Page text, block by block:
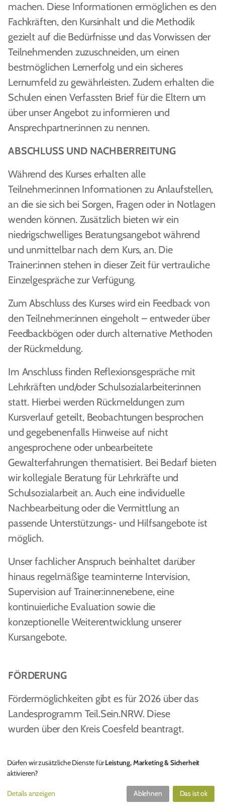
machen. Diese Informationen ermöglichen es den
Fachkräften, den Kursinhalt und die Methodik
gezielt auf die Bedürfnisse und das Vorwissen der
Teilnehmenden zuzuschneiden, um einen
bestmöglichen Lernerfolg und ein sicheres
Lernumfeld zu gewährleisten. Zudem erhalten die
Schulen einen Verfassten Brief für die Eltern um
über unser Angebot zu informieren und
Ansprechpartner:innen zu nennen.
ABSCHLUSS UND NACHBERREITUNG
Während des Kurses erhalten alle
Teilnehmer:innen Informationen zu Anlaufstellen,
an die sie sich bei Sorgen, Fragen oder in Notlagen
wenden können. Zusätzlich bieten wir ein
niedrigschwelliges Beratungsangebot während
und unmittelbar nach dem Kurs, an. Die
Trainer:innen stehen in dieser Zeit für vertrauliche
Einzelgespräche zur Verfügung.
Zum Abschluss des Kurses wird ein Feedback von
den Teilnehmer:innen eingeholt – entweder über
Feedbackbögen oder durch alternative Methoden
der Rückmeldung.
Im Anschluss finden Reflexionsgespräche mit
Lehrkräften und/oder Schulsozialarbeiter:innen
statt. Hierbei werden Rückmeldungen zum
Kursverlauf geteilt, Beobachtungen besprochen
und gegebenenfalls Hinweise auf nicht
angesprochene oder unbearbeitete
Gewalterfahrungen thematisiert. Bei Bedarf bieten
wir kollegiale Beratung für Lehrkräfte und
Schulsozialarbeit an. Auch eine individuelle
Nachbearbeitung oder die Vermittlung an
passende Unterstützungs- und Hilfsangebote ist
möglich.
Unser fachlicher Anspruch beinhaltet darüber
hinaus regelmäßige teaminterne Intervision,
Supervision auf Trainer:innenebene, eine
kontinuierliche Evaluation sowie die
konzeptionelle Weiterentwicklung unserer
Kursangebote.
FÖRDERUNG
Fördermöglichkeiten gibt es für 2026 über das
Landesprogramm Teil.Sein.NRW. Diese
wurden über den Kreis Coesfeld beantragt.
Dürfen wir zusätzliche Dienste fürLeistung, Marketing & Sicherheit
aktivieren?
Details anzeigen Ablehnen Das ist ok